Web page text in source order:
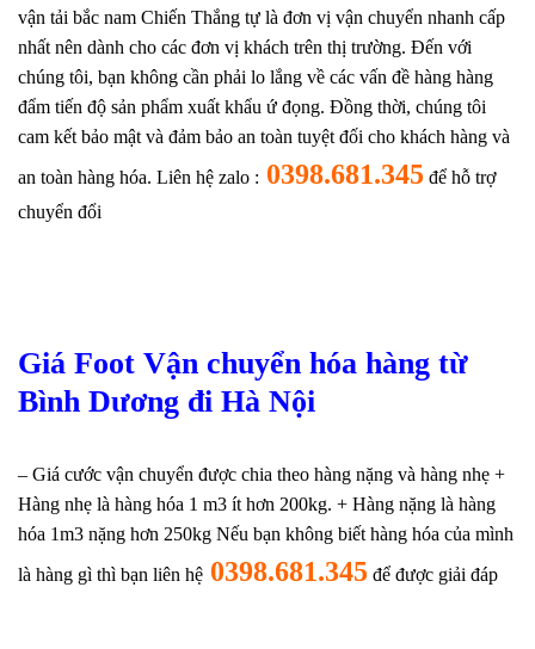
vận tải bắc nam Chiến Thắng tự là đơn vị vận chuyển nhanh cấp
nhất nên dành cho các đơn vị khách trên thị trường. Đến với
chúng tôi, bạn không cần phải lo lắng về các vấn đề hàng hàng
đẩm tiến độ sản phẩm xuất khẩu ứ đọng. Đồng thời, chúng tôi
cam kết bảo mật và đảm bảo an toàn tuyệt đối cho khách hàng và
an toàn hàng hóa. Liên hệ zalo : 0398.681.345 để hỗ trợ
chuyển đổi
Giá Foot Vận chuyển hóa hàng từ
Bình Dương đi Hà Nội
– Giá cước vận chuyển được chia theo hàng nặng và hàng nhẹ +
Hàng nhẹ là hàng hóa 1 m3 ít hơn 200kg. + Hàng nặng là hàng
hóa 1m3 nặng hơn 250kg Nếu bạn không biết hàng hóa của mình
là hàng gì thì bạn liên hệ 0398.681.345 để được giải đáp